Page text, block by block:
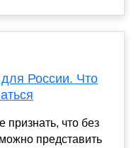
России. Что
признать, что без
представить